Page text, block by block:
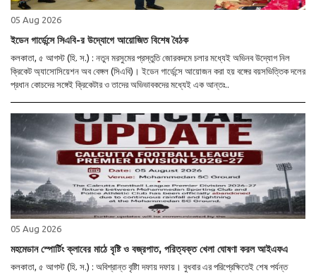
05 Aug 2026
ইডেন গার্ডেন্সে সিএবি-র উদ্যোগে আয়োজিত বিশেষ বৈঠক
কলকাতা, ৫ আগস্ট (হি. স.) : নতুন মরসুমের প্রস্তুতি জোরকদমে চলার মধ্যেই অভিনব উদ্যোগ নিল
ক্রিকেট অ্যাসোসিয়েশন অব বেঙ্গল (সিএবি)। ইডেন গার্ডেন্সে আয়োজন করা হয় বঙ্গের বয়সভিত্তিক দলের
প্রধান কোচদের সঙ্গেই ক্রিকেটার ও তাদের অভিভাবকদের মধ্যেই এক আন্তঃ..
05 Aug 2026
মহমেডান স্পোর্টিং ক্লাবের মাঠে বৃষ্টি ও বজ্রপাত, পরিত্যক্ত খেলা ঘোষণা করল আইএফএ
কলকাতা, ৫ আগস্ট (হি. স.) : অবিশ্রান্ত বৃষ্টিা দফায় দফায়। বুধবার এর পরিপ্রেক্ষিতেই শেষ পর্যন্ত